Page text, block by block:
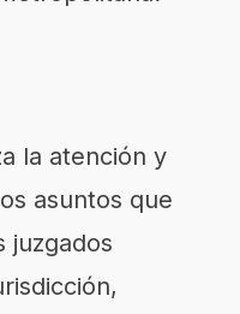
la atención y
asuntos que
juzgados